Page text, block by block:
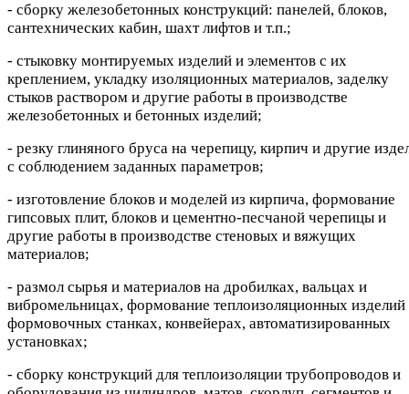
- сборку железобетонных конструкций: панелей, блоков,
сантехнических кабин, шахт лифтов и т.п.;
- стыковку монтируемых изделий и элементов с их
креплением, укладку изоляционных материалов, заделку
стыков раствором и другие работы в производстве
железобетонных и бетонных изделий;
- резку глиняного бруса на черепицу, кирпич и другие
с соблюдением заданных параметров;
- изготовление блоков и моделей из кирпича, формование
гипсовых плит, блоков и цементно-песчаной черепицы и
другие работы в производстве стеновых и вяжущих
материалов;
- размол сырья и материалов на дробилках, вальцах и
вибромельницах, формование теплоизоляционных изделий
формовочных станках, конвейерах, автоматизированных
установках;
- сборку конструкций для теплоизоляции трубопроводов и